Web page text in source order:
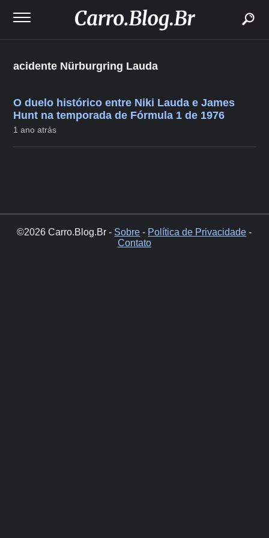
acidente Nürburgring Lauda
O duelo histórico entre Niki Lauda e James
Hunt na temporada de Fórmula 1 de 1976
1 ano atrás
©2026 Carro.Blog.Br - Sobre - Política de Privacidade -
Contato